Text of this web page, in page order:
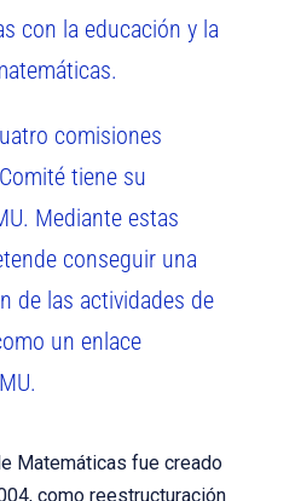
con la educación y la
comisiones
tiene su
Mediante estas
conseguir una
de las actividades de
un enlace
Matemáticas fue creado
como reestructuración